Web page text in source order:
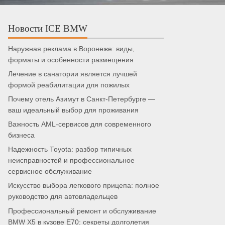
Новости ICE BMW
Наружная реклама в Воронеже: виды,
форматы и особенности размещения
Лечение в санатории является лучшей
формой реабилитации для пожилых
Почему отель Азимут в Санкт-Петербурге —
ваш идеальный выбор для проживания
Важность AML-сервисов для современного
бизнеса
Надежность Toyota: разбор типичных
неисправностей и профессиональное
сервисное обслуживание
Искусство выбора легкового прицепа: полное
руководство для автовладельцев
Профессиональный ремонт и обслуживание
BMW X5 в кузове E70: секреты долголетия